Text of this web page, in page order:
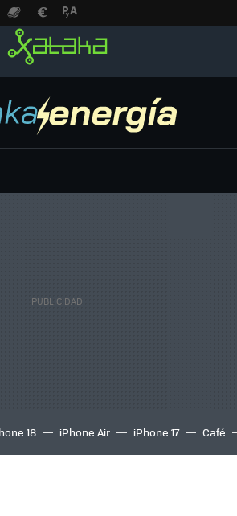
18 iPhone Air iPhone 17 Café